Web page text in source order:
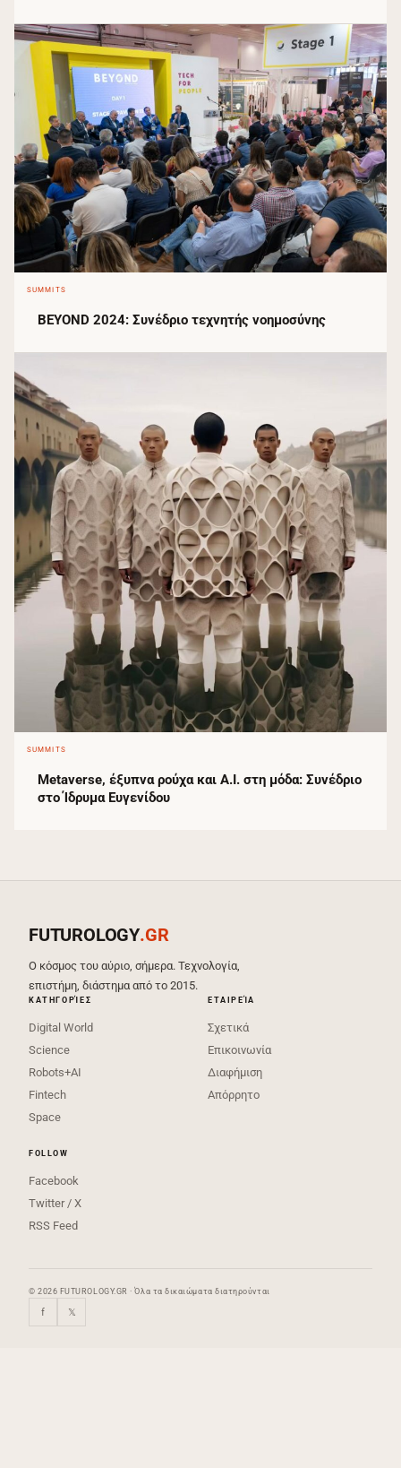
SUMMITS
BEYOND 2024: Συνέδριο τεχνητής νοημοσύνης
SUMMITS
Metaverse, έξυπνα ρούχα και Α.Ι. στη μόδα: Συνέδριο
στο Ίδρυμα Ευγενίδου
FUTUROLOGY.GR
Ο κόσμος του αύριο, σήμερα. Τεχνολογία,
επιστήμη, διάστημα από το 2015.
ΚΑΤΗΓΟΡΊΕΣ
Digital World
Science
Robots+AI
Fintech
Space
ΕΤΑΙΡΕΊΑ
Σχετικά
Επικοινωνία
Διαφήμιση
Απόρρητο
FOLLOW
Facebook
Twitter / X
RSS Feed
© 2026 FUTUROLOGY.GR · Όλα τα δικαιώματα διατηρούνται
f 𝕏